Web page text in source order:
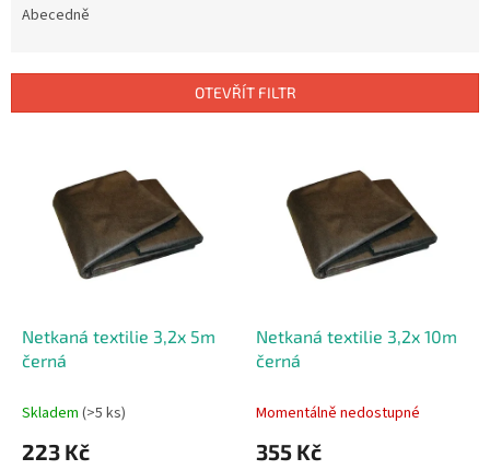
r
Abecedně
OTEVŘÍT FILTR
Netkaná textilie 3,2x 5m
černá
Skladem (>5 ks)
223 Kč
Netkaná textilie 3,2x 10m
černá
Momentálně nedostupné
355 Kč